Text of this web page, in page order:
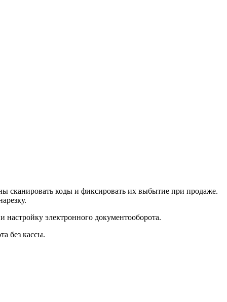
сканировать коды и фиксировать их выбытие при продаже.
электронного документооборота.
без кассы.